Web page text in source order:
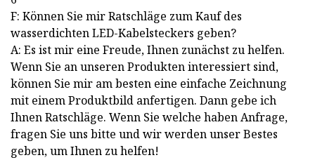
F: Können Sie mir Ratschläge zum Kauf des
wasserdichten LED-Kabelsteckers geben?
A: Es ist mir eine Freude, Ihnen zunächst zu helfen.
Wenn Sie an unseren Produkten interessiert sind,
können Sie mir am besten eine einfache Zeichnung
mit einem Produktbild anfertigen. Dann gebe ich
Ihnen Ratschläge. Wenn Sie welche haben Anfrage,
fragen Sie uns bitte und wir werden unser Bestes
geben, um Ihnen zu helfen!